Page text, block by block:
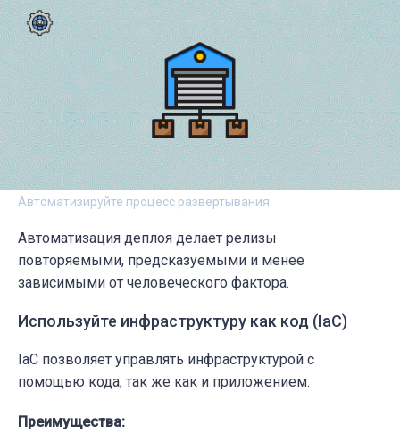
Автоматизируйте процесс развертывания
Автоматизация деплоя делает релизы
повторяемыми, предсказуемыми и менее
зависимыми от человеческого фактора.
Используйте инфраструктуру как код (IaC)
IaC позволяет управлять инфраструктурой с
помощью кода, так же как и приложением.
Преимущества: